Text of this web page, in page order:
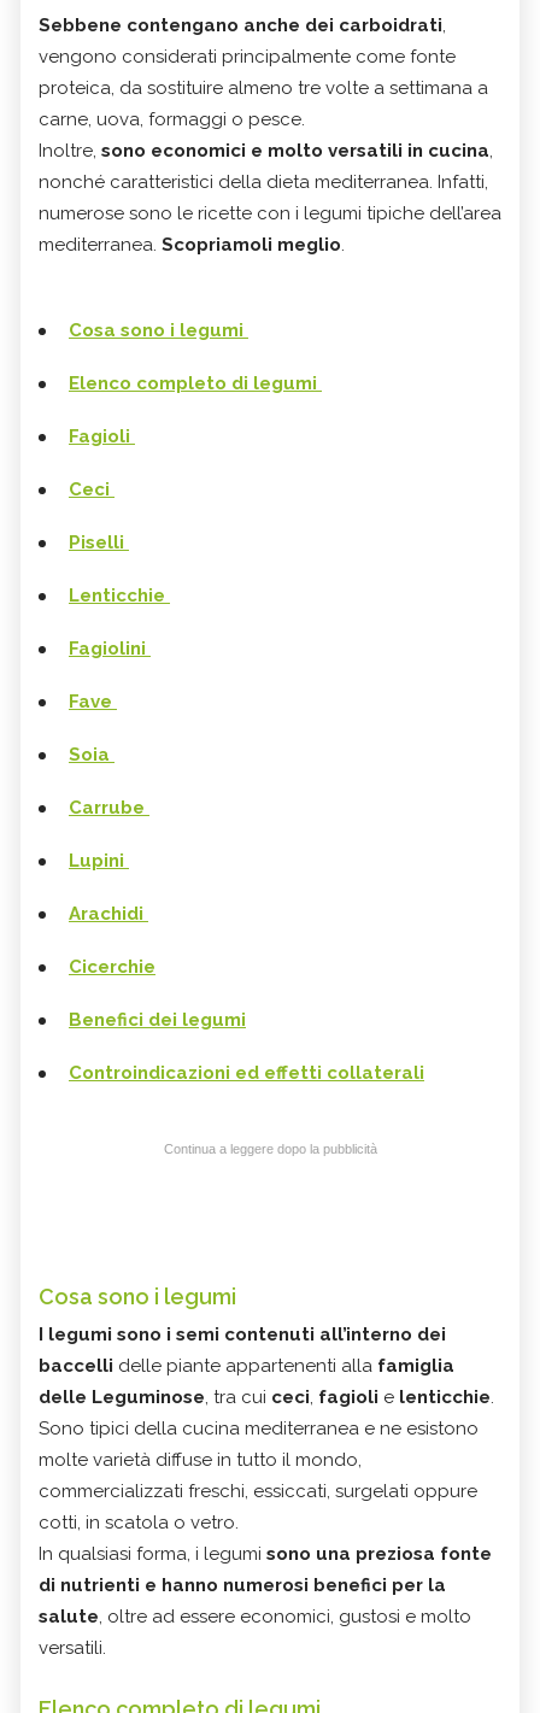
Sebbene contengano anche dei carboidrati,
vengono considerati principalmente come fonte
proteica, da sostituire almeno tre volte a settimana a
carne, uova, formaggi o pesce.
Inoltre, sono economici e molto versatili in cucina,
nonché caratteristici della dieta mediterranea. Infatti,
numerose sono le ricette con i legumi tipiche dell’area
mediterranea. Scopriamoli meglio.
Cosa sono i legumi
Elenco completo di legumi
Fagioli
Ceci
Piselli
Lenticchie
Fagiolini
Fave
Soia
Carrube
Lupini
Arachidi
Cicerchie
Benefici dei legumi
Controindicazioni ed effetti collaterali
Continua a leggere dopo la pubblicità
Cosa sono i legumi
I legumi sono i semi contenuti all’interno dei
baccelli delle piante appartenenti alla famiglia
delle Leguminose, tra cui ceci, fagioli e lenticchie.
Sono tipici della cucina mediterranea e ne esistono
molte varietà diffuse in tutto il mondo,
commercializzati freschi, essiccati, surgelati oppure
cotti, in scatola o vetro.
In qualsiasi forma, i legumi sono una preziosa fonte
di nutrienti e hanno numerosi benefici per la
salute, oltre ad essere economici, gustosi e molto
versatili.